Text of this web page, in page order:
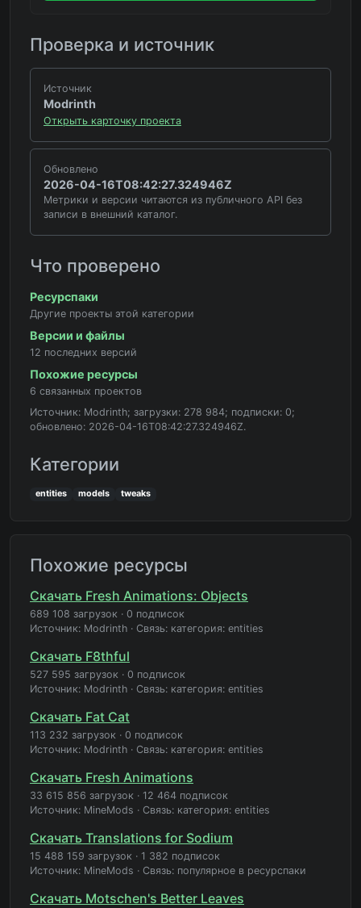
Проверка и источник
Источник
Modrinth
Открыть карточку проекта
Обновлено
2026-04-16T08:42:27.324946Z
Метрики и версии читаются из публичного API без
записи в внешний каталог.
Что проверено
Ресурспаки
Другие проекты этой категории
Версии и файлы
12 последних версий
Похожие ресурсы
6 связанных проектов
Источник: Modrinth; загрузки: 278 984; подписки: 0;
обновлено: 2026-04-16T08:42:27.324946Z.
Категории
entities models tweaks
Похожие ресурсы
Скачать Fresh Animations: Objects
689 108 загрузок · 0 подписок
Источник: Modrinth · Связь: категория: entities
Скачать F8thful
527 595 загрузок · 0 подписок
Источник: Modrinth · Связь: категория: entities
Скачать Fat Cat
113 232 загрузок · 0 подписок
Источник: Modrinth · Связь: категория: entities
Скачать Fresh Animations
33 615 856 загрузок · 12 464 подписок
Источник: MineMods · Связь: категория: entities
Скачать Translations for Sodium
15 488 159 загрузок · 1 382 подписок
Источник: MineMods · Связь: популярное в ресурспаки
Скачать Motschen's Better Leaves